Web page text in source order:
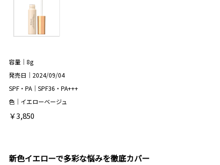
容量｜8g
発売日｜2024/09/04
SPF・PA｜SPF36・PA+++
色｜イエローベージュ
￥3,850
新色イエローで多彩な悩みを徹底カバー